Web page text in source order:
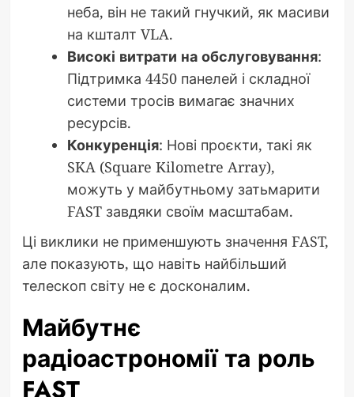
неба, він не такий гнучкий, як масиви
на кшталт VLA.
Високі витрати на обслуговування:
Підтримка 4450 панелей і складної
системи тросів вимагає значних
ресурсів.
Конкуренція: Нові проєкти, такі як
SKA (Square Kilometre Array),
можуть у майбутньому затьмарити
FAST завдяки своїм масштабам.
Ці виклики не применшують значення FAST,
але показують, що навіть найбільший
телескоп світу не є досконалим.
Майбутнє
радіоастрономії та роль
FAST